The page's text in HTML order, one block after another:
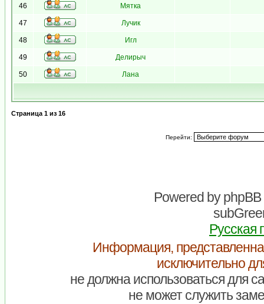
46 Мятка
47 Лучик
48 Игл
49 Делирыч
50 Лана
Страница 1 из 16
Перейти:
Powered byphpBB
Русская
Информация,
исключительно
не должна использоваться для
не может служить